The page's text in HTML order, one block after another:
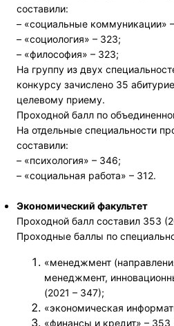
составили:
– «социальные коммуникации»
– «социология» – 323;
– «философия» – 323;
На группу из двух
конкурсу зачислено 35
целевому приему.
Проходной балл по
На отдельные специальности
составили:
– «психология» – 346;
– «социальная работа» – 312.
Экономический факультет
Проходной балл составил 353
Проходные баллы по
«менеджмент
менеджмент,
(2021 – 347);
«экономическая
«финансы и кредит» – 353